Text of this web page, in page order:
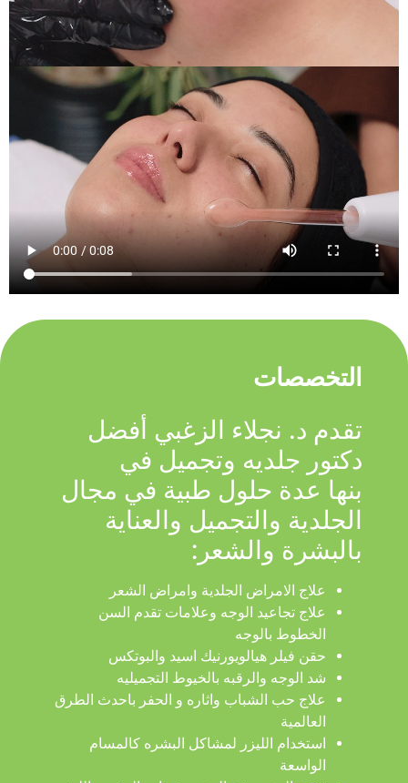
التخصصات
تقدم د. نجلاء الزغبي أفضل
دكتور جلديه وتجميل في
بنها عدة حلول طبية في مجال
الجلدية والتجميل والعناية
بالبشرة والشعر:
علاج الامراض الجلدية وامراض الشعر
علاج تجاعيد الوجه وعلامات تقدم السن
الخطوط بالوجه
حقن فيلر هيالويورنيك اسيد والبوتكس
شد الوجه والرقبه بالخيوط التجميليه
علاج حب الشباب واثاره و الحفر باحدث الطرق
العالمية
استخدام الليزر لمشاكل البشره كالمسام
الواسعة